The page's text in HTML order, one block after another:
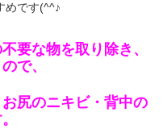
めです(^^♪
要な物を取り除き、
で、
お尻のニキビ・背中の